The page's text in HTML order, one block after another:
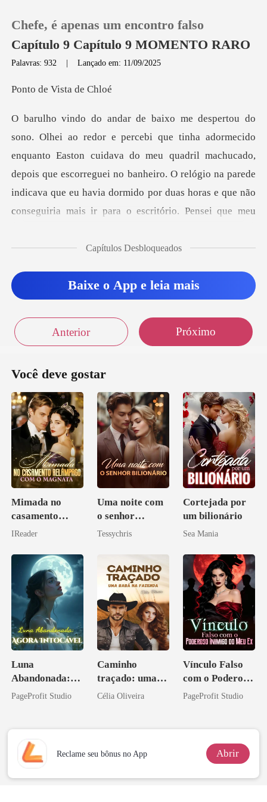
Loja
Histórico
Sair
Chefe, é apenas um encontro falso
Capítulo 9 Capítulo 9 MOMENTO RARO
Palavras: 932 |Lançado em: 11/09/2025
e Vista
to Easton cuidava do meu quadril machucado,
depois que escorreguei no banheiro. O relógio na parede
indicava
Capítulos Desbloqueados
Baixe o App e leia mais
Anterior Próximo
Você deve gostar
Mimada no
casamento
relâmpago com
IReader
Uma noite com
o senhor
Bilionário
Tessychris
Cortejada por
um bilionário
Sea Mania
Luna
Abandonada:
Agora Intocável
PageProfit Studio
Caminho
traçado: uma
babá na fazenda
Célia Oliveira
Vínculo Falso
com o Poderoso
Inimigo do Meu
PageProfit Studio
Reclame seu bônus no App Abrir